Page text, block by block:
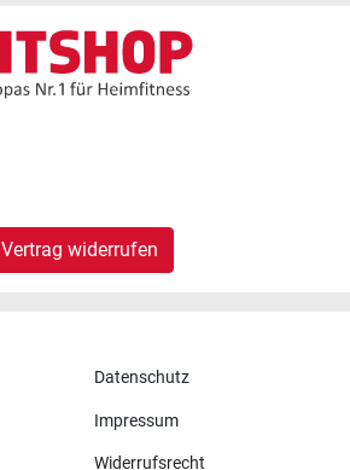
Vertrag widerrufen
Datenschutz
Impressum
Widerrufsrecht